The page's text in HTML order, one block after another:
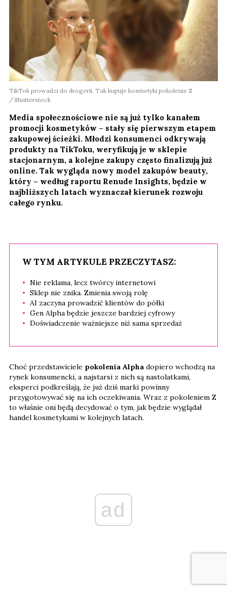
TikTok prowadzi do drogerii. Tak kupuje kosmetyki pokolenie Z
Shutterstock
Media społecznościowe nie są już tylko kanałem
promocji kosmetyków – stały się pierwszym etapem
zakupowej ścieżki. Młodzi konsumenci odkrywają
produkty na TikToku, weryfikują je w sklepie
stacjonarnym, a kolejne zakupy często finalizują już
online. Tak wygląda nowy model zakupów beauty,
który – według raportu Renude Insights, będzie w
najbliższych latach wyznaczał kierunek rozwoju
całego rynku.
W TYM ARTYKULE PRZECZYTASZ:
Nie reklama, lecz twórcy internetowi
Sklep nie znika. Zmienia swoją rolę
AI zaczyna prowadzić klientów do półki
Gen Alpha będzie jeszcze bardziej cyfrowy
Doświadczenie ważniejsze niż sama sprzedaż
Choć przedstawiciele pokolenia Alpha dopiero wchodzą na
rynek konsumencki, a najstarsi z nich są nastolatkami,
eksperci podkreślają, że już dziś marki powinny
przygotowywać się na ich oczekiwania. Wraz z pokoleniem Z
to właśnie oni będą decydować o tym, jak będzie wyglądał
handel kosmetykami w kolejnych latach.
ad